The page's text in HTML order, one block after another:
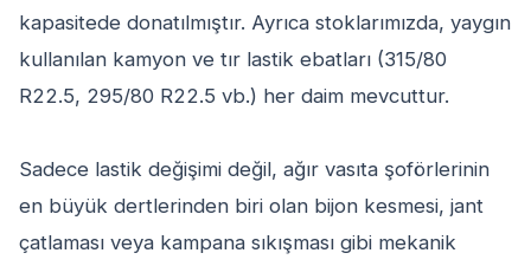
kapasitede donatılmıştır. Ayrıca stoklarımızda, yaygın
kullanılan kamyon ve tır lastik ebatları (315/80
R22.5, 295/80 R22.5 vb.) her daim mevcuttur.
Sadece lastik değişimi değil, ağır vasıta şoförlerinin
en büyük dertlerinden biri olan bijon kesmesi, jant
çatlaması veya kampana sıkışması gibi mekanik